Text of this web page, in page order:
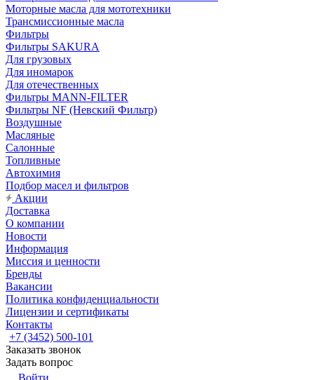
Моторные масла для мототехники
Трансмиссионные масла
Фильтры
Фильтры SAKURA
Для грузовых
Для иномарок
Для отечественных
Фильтры MANN-FILTER
Фильтры NF (Невский Фильтр)
Воздушные
Масляные
Салонные
Топливные
Автохимия
Подбор масел и фильтров
Акции
Доставка
О компании
Новости
Информация
Миссия и ценности
Бренды
Вакансии
Политика конфиденциальности
Лицензии и сертификаты
Контакты
+7 (3452) 500-101
Заказать звонок
Задать вопрос
Войти